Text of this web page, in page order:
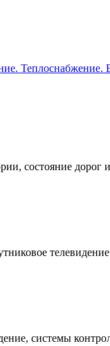
Теплоснабжение.
состояние
системы